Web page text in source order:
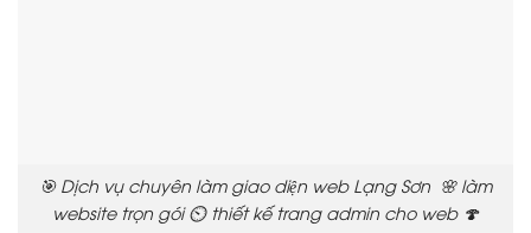
🎯 Dịch vụ chuyên làm giao diện web Lạng Sơn 🌸 làm
website trọn gói ⏲️ thiết kế trang admin cho web 🍄